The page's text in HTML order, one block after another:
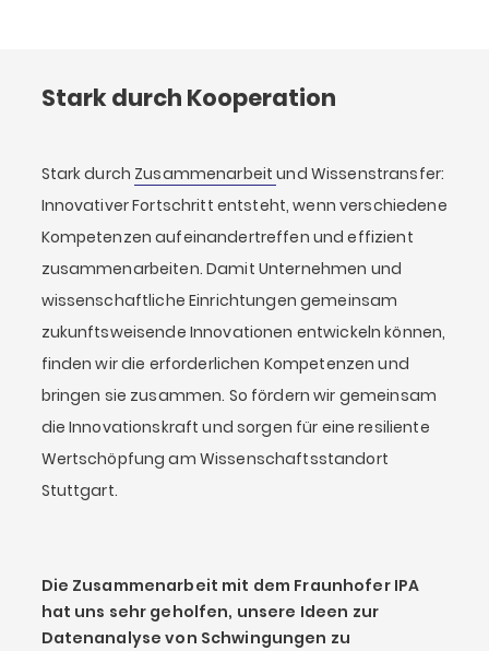
Stark durch Kooperation
Stark durch Zusammenarbeitund Wissenstransfer:
Innovativer Fortschritt entsteht, wenn verschiedene
Kompetenzen aufeinandertreffen und effizient
zusammenarbeiten. Damit Unternehmen und
wissenschaftliche Einrichtungen gemeinsam
zukunftsweisende Innovationen entwickeln können,
finden wir die erforderlichen Kompetenzen und
bringen sie zusammen. So fördern wir gemeinsam
die Innovationskraft und sorgen für eine resiliente
Wertschöpfung am Wissenschaftsstandort
Stuttgart.
Die Zusammenarbeit mit dem Fraunhofer IPA
hat uns sehr geholfen, unsere Ideen zur
Datenanalyse von Schwingungen zu